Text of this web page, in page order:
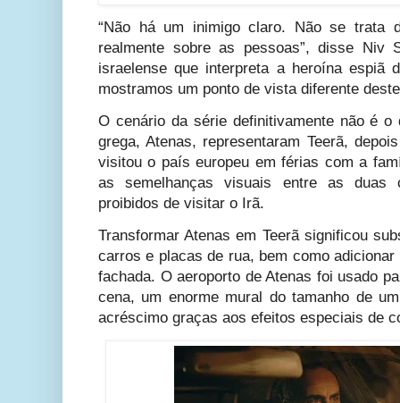
“Não há um inimigo claro. Não se trata
realmente sobre as pessoas”, disse Niv
israelense que interpreta a heroína espiã
mostramos um ponto de vista diferente
O cenário da série definitivamente não é
grega, Atenas, representaram Teerã,
visitou o país europeu em férias com a
as semelhanças visuais entre as duas
proibidos de visitar o Irã.
Transformar Atenas em Teerã significou
carros e placas de rua, bem como
fachada. O aeroporto de Atenas foi usado
cena, um enorme mural do tamanho de
acréscimo graças aos efeitos especiais de